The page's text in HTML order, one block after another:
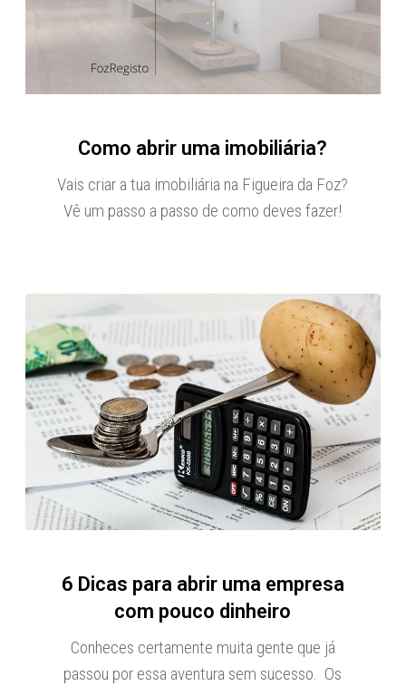
Como abrir uma imobiliária?
Vais criar a tua imobiliária na Figueira da Foz?
Vê um passo a passo de como deves fazer!
6 Dicas para abrir uma empresa
com pouco dinheiro
Conheces certamente muita gente que já
passou por essa aventura sem sucesso. Os